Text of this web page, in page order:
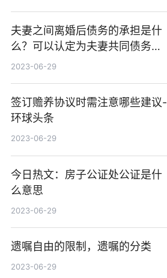
夫妻之间离婚后债务的承担是什
么？可以认定为夫妻共同债务的
情形都有哪些？
2023-06-29
签订赡养协议时需注意哪些建议-
环球头条
2023-06-29
今日热文：房子公证处公证是什
么意思
2023-06-29
遗嘱自由的限制，遗嘱的分类
2023-06-29